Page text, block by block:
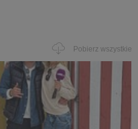
Pobierz wszystkie